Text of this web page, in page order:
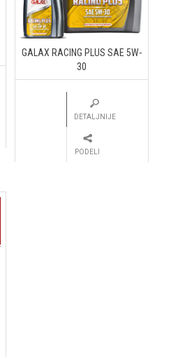
GALAX RACING PLUS SAE 5W-
30
DETALJNIJE
PODELI